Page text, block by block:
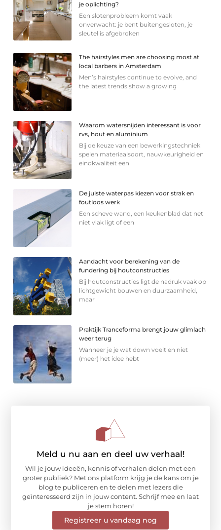
je oplichting?
Een slotenprobleem komt vaak
onverwacht: je bent buitengesloten, je
sleutel is afgebroken
The hairstyles men are choosing most at
local barbers in Amsterdam
Men’s hairstyles continue to evolve, and
the latest trends show a growing
Waarom watersnijden interessant is voor
rvs, hout en aluminium
Bij de keuze van een bewerkingstechniek
spelen materiaalsoort, nauwkeurigheid en
eindkwaliteit een
De juiste waterpas kiezen voor strak en
foutloos werk
Een scheve wand, een keukenblad dat net
niet vlak ligt of een
Aandacht voor berekening van de
fundering bij houtconstructies
Bij houtconstructies ligt de nadruk vaak op
lichtgewicht bouwen en duurzaamheid,
maar
Praktijk Tranceforma brengt jouw glimlach
weer terug
Wanneer je je wat down voelt en niet
(meer) het idee hebt
Meld u nu aan en deel uw verhaal!
Wil je jouw ideeën, kennis of verhalen delen met een
groter publiek? Met ons platform krijg je de kans om je
blog te publiceren en te delen met lezers die
geïnteresseerd zijn in jouw content. Schrijf mee en laat
je stem horen!
Registreer u vandaag nog